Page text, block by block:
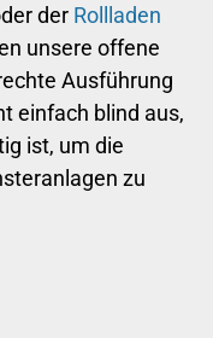
der Rollladen
unsere offene
Ausführung
einfach blind aus,
ist, um die
zu